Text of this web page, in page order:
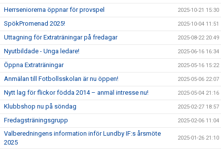
Herrseniorerna öppnar för provspel 2025-10-21 15:30
SpökPromenad 2025! 2025-10-04 11:51
Uttagning för Extraträningar på fredagar 2025-08-22 20:49
Nyutbildade - Unga ledare! 2025-06-16 16:34
Öppna Extraträningar 2025-05-16 15:22
Anmälan till Fotbollsskolan är nu öppen! 2025-05-06 22:07
Nytt lag för flickor födda 2014 – anmäl intresse nu! 2025-05-04 21:16
Klubbshop nu på söndag 2025-02-27 18:57
Fredagsträningsgrupp 2025-02-06 11:04
Valberedningens information inför Lundby IF:s årsmöte
2025
2025-01-26 21:10